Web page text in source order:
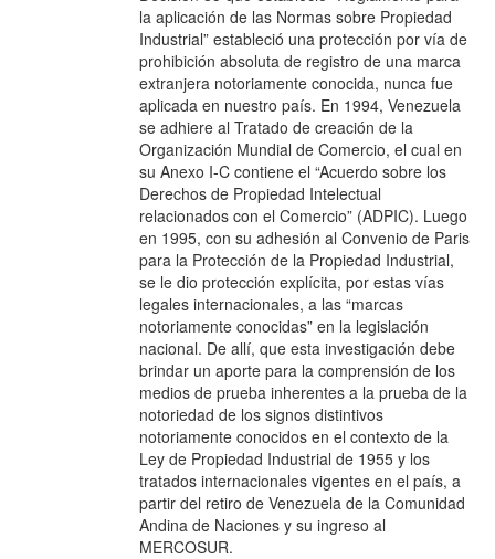
la aplicación de las Normas sobre Propiedad
Industrial” estableció una protección por vía de
prohibición absoluta de registro de una marca
extranjera notoriamente conocida, nunca fue
aplicada en nuestro país. En 1994, Venezuela
se adhiere al Tratado de creación de la
Organización Mundial de Comercio, el cual en
su Anexo I-C contiene el “Acuerdo sobre los
Derechos de Propiedad Intelectual
relacionados con el Comercio” (ADPIC). Luego
en 1995, con su adhesión al Convenio de Paris
para la Protección de la Propiedad Industrial,
se le dio protección explícita, por estas vías
legales internacionales, a las “marcas
notoriamente conocidas” en la legislación
nacional. De allí, que esta investigación debe
brindar un aporte para la comprensión de los
medios de prueba inherentes a la prueba de la
notoriedad de los signos distintivos
notoriamente conocidos en el contexto de la
Ley de Propiedad Industrial de 1955 y los
tratados internacionales vigentes en el país, a
partir del retiro de Venezuela de la Comunidad
Andina de Naciones y su ingreso al
MERCOSUR.